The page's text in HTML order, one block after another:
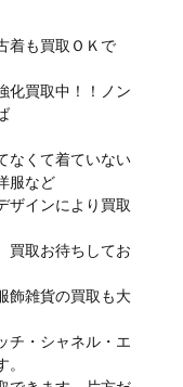
着も買取ＯＫで
化買取中！！ノン
なくて着ていない
服など
ザインにより買取
買取お待ちしてお
飾雑貨の買取も大
チ・シャネル・エ